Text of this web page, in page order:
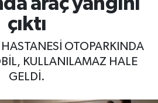
çıktı
HASTANESİ OTOPARKINDA
KULLANILAMAZ HALE
GELDİ.